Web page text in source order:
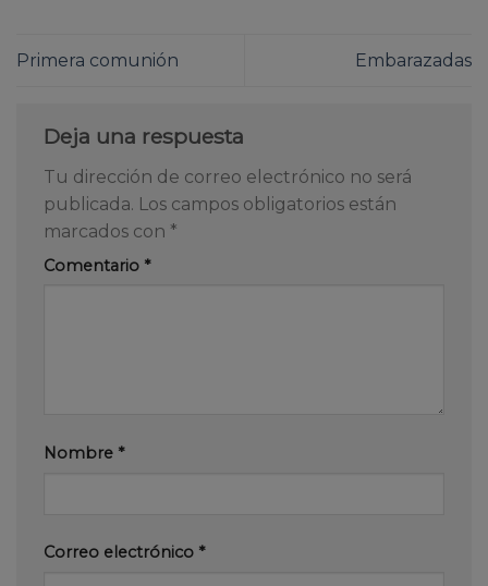
Primera comunión Embarazadas
Deja una respuesta
Tu dirección de correo electrónico no será
publicada. Los campos obligatorios están
marcados con *
Comentario *
Nombre *
Correo electrónico *